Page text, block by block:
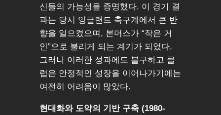
신들의 가능성을 증명했다. 이 경기 결
과는 당시 잉글랜드 축구계에서 큰 반
향을 일으켰으며, 본머스가 “작은 거
인”으로 불리게 되는 계기가 되었다.
그러나 이러한 성과에도 불구하고 클
럽은 안정적인 성장을 이어나가기에는
여전히 어려움이 많았다.
현대화와 도약의 기반 구축 (1980-